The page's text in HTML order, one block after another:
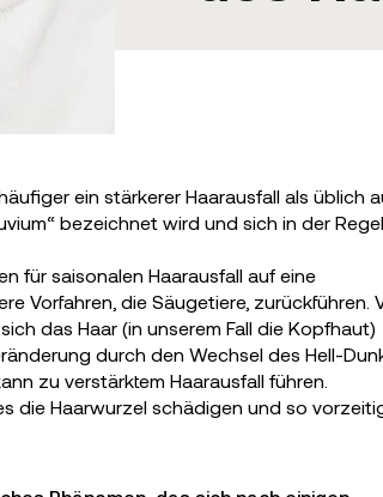
ein stärkerer Haarausfall als üblich
bezeichnet wird und sich in der Regel
für saisonalen Haarausfall auf eine
Vorfahren, die Säugetiere, zurückführen.
das Haar (in unserem Fall die Kopfhaut)
durch den Wechsel des Hell-
zu verstärktem Haarausfall führen.
die Haarwurzel schädigen und so